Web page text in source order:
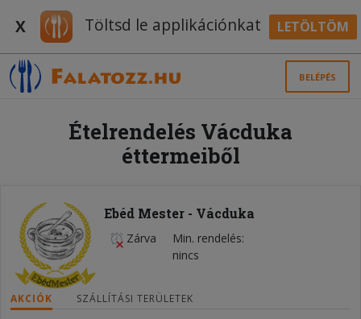
X Töltsd le applikációnkat LETÖLTÖM
BELÉPÉS
Ételrendelés Vácduka
éttermeiből
Ebéd Mester - Vácduka
Zárva
Min. rendelés
nincs
AKCIÓK SZÁLLÍTÁSI TERÜLETEK